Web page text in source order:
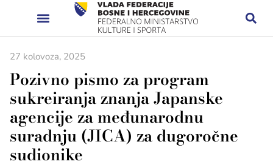
27 kolovoza, 2025
Pozivno pismo za program
sukreiranja znanja Japanske
agencije za međunarodnu
suradnju (JICA) za dugoročne
sudionike